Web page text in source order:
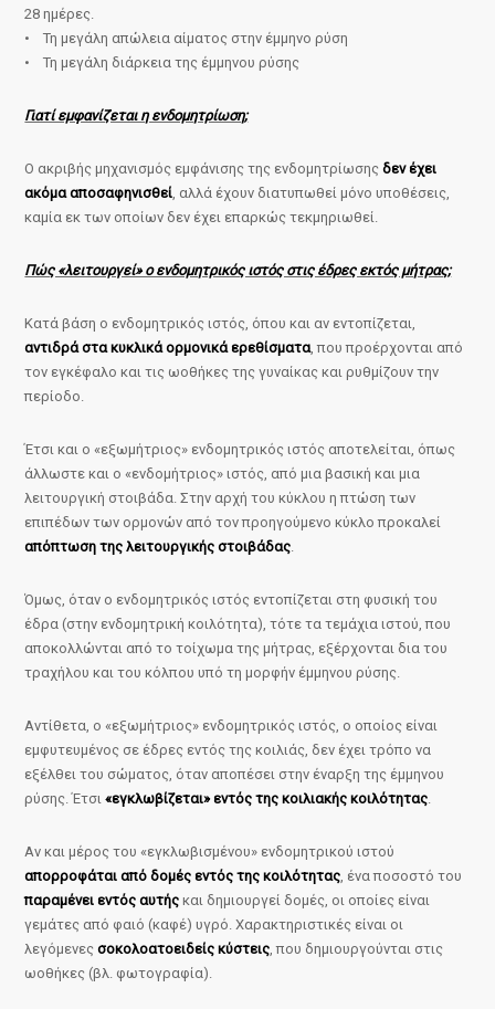
28 ημέρες.
• Τη μεγάλη απώλεια αίματος στην έμμηνο ρύση
• Τη μεγάλη διάρκεια της έμμηνου ρύσης
Γιατί εμφανίζεται η ενδομητρίωση;
Ο ακριβής μηχανισμός εμφάνισης της ενδομητρίωσηςδεν έχει
ακόμα αποσαφηνισθεί, αλλά έχουν διατυπωθεί μόνο υποθέσεις,
καμία εκ των οποίων δεν έχει επαρκώς τεκμηριωθεί.
Πώς «λειτουργεί» ο ενδομητρικός ιστός στις έδρες εκτός μήτρας;
Κατά βάση ο ενδομητρικός ιστός, όπου και αν εντοπίζεται,
αντιδρά στα κυκλικά ορμονικά ερεθίσματα, που προέρχονται από
τον εγκέφαλο και τις ωοθήκες της γυναίκας και ρυθμίζουν την
περίοδο.
Έτσι και ο «εξωμήτριος» ενδομητρικός ιστός αποτελείται, όπως
άλλωστε και ο «ενδομήτριος» ιστός, από μια βασική και μια
λειτουργική στοιβάδα. Στην αρχή του κύκλου η πτώση των
επιπέδων των ορμονών από τον προηγούμενο κύκλο προκαλεί
απόπτωση της λειτουργικής στοιβάδας.
Όμως, όταν ο ενδομητρικός ιστός εντοπίζεται στη φυσική του
έδρα (στην ενδομητρική κοιλότητα), τότε τα τεμάχια ιστού, που
αποκολλώνται από το τοίχωμα της μήτρας, εξέρχονται δια του
τραχήλου και του κόλπου υπό τη μορφήν έμμηνου ρύσης.
Αντίθετα, ο «εξωμήτριος» ενδομητρικός ιστός, ο οποίος είναι
εμφυτευμένος σε έδρες εντός της κοιλιάς, δεν έχει τρόπο να
εξέλθει του σώματος, όταν αποπέσει στην έναρξη της έμμηνου
ρύσης. Έτσι«εγκλωβίζεται» εντός της κοιλιακής κοιλότητας.
Αν και μέρος του «εγκλωβισμένου» ενδομητρικού ιστού
απορροφάται από δομές εντός της κοιλότητας, ένα ποσοστό του
παραμένει εντός αυτής και δημιουργεί δομές, οι οποίες είναι
γεμάτες από φαιό (καφέ) υγρό. Χαρακτηριστικές είναι οι
λεγόμενεςσοκολοατοειδείς κύστεις, που δημιουργούνται στις
ωοθήκες (βλ. φωτογραφία).